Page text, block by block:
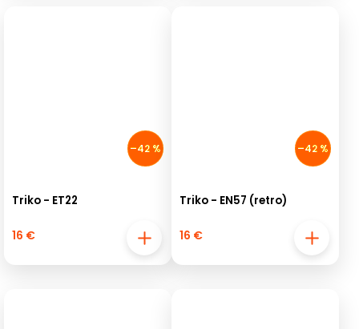
–42 %
Triko - ET22
16 €
–42 %
Triko - EN57 (retro)
16 €